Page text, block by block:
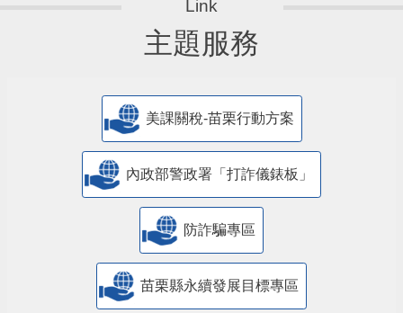
主題服務
美課關稅-苗栗行動方案
內政部警政署「打詐儀錶板」
防詐騙專區
苗栗縣永續發展目標專區